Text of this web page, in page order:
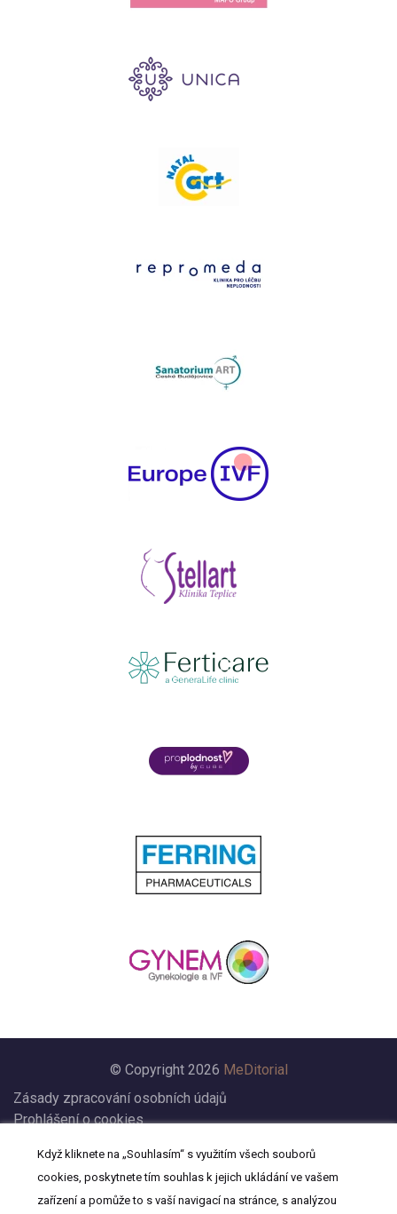
© Copyright 2026 MeDitorial
Zásady zpracování osobních údajů
Prohlášení o cookies
Prohlášení
Kontakt
Když kliknete na „Souhlasím“ s využitím všech souborů
cookies, poskytnete tím souhlas k jejich ukládání ve vašem
zařízení a pomůže to s vaší navigací na stránce, s analýzou